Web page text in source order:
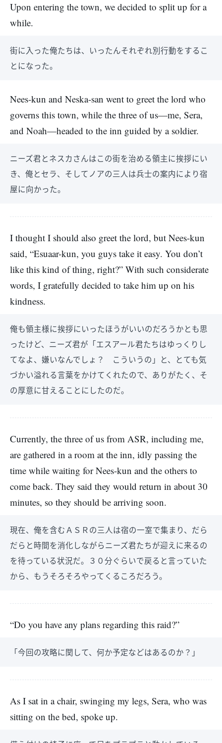
Upon entering the town, we decided to split up for a
while.
街に入った俺たちは、いったんそれぞれ別行動をするこ
とになった。
Nees-kun and Neska-san went to greet the lord who
governs this town, while the three of us—me, Sera,
and Noah—headed to the inn guided by a soldier.
ニーズ君とネスカさんはこの街を治める領主に挨拶にい
き、俺とセラ、そしてノアの三人は兵士の案内により宿
屋に向かった。
I thought I should also greet the lord, but Nees-kun
said, “Esuaar-kun, you guys take it easy. You don’t
like this kind of thing, right?” With such considerate
words, I gratefully decided to take him up on his
kindness.
俺も領主様に挨拶にいったほうがいいのだろうかとも思
ったけど、ニーズ君が「エスアール君たちはゆっくりし
てなよ、嫌いなんでしょ？ こういうの」と、とても気
づかい溢れる言葉をかけてくれたので、ありがたく、そ
の厚意に甘えることにしたのだ。
Currently, the three of us from ASR, including me,
are gathered in a room at the inn, idly passing the
time while waiting for Nees-kun and the others to
come back. They said they would return in about 30
minutes, so they should be arriving soon.
現在、俺を含むＡＳＲの三人は宿の一室で集まり、だら
だらと時間を消化しながらニーズ君たちが迎えに来るの
を待っている状況だ。３０分ぐらいで戻ると言っていた
から、もうそろそろやってくるころだろう。
“Do you have any plans regarding this raid?”
「今回の攻略に関して、何か予定などはあるのか？」
As I sat in a chair, swinging my legs, Sera, who was
sitting on the bed, spoke up.